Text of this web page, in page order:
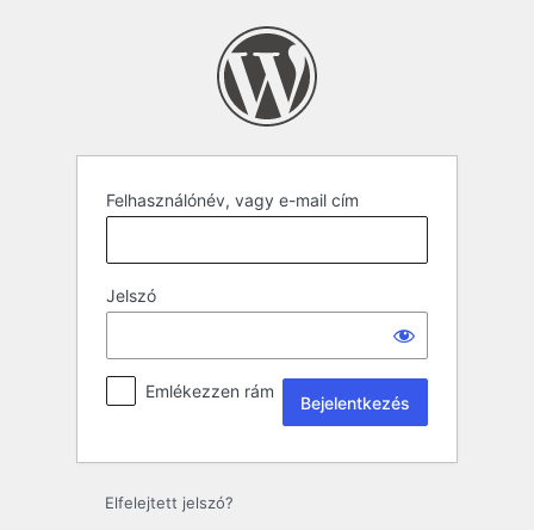
Felhasználónév, vagy e-mail cím
Jelszó
Emlékezzen rám
Elfelejtett jelszó?